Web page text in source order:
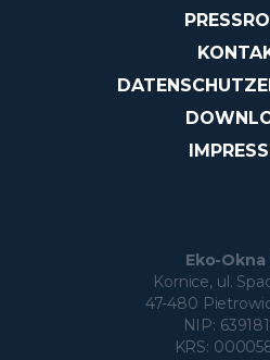
Eko-Okna
Kornice, ul.
47-480
NIP:
KRS: